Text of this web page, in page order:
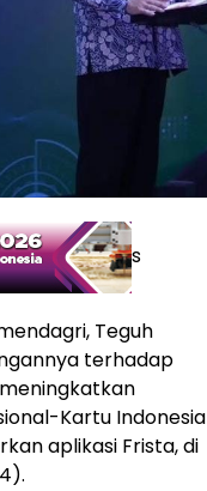
s
Teguh
terhadap
Kartu Indonesia
aplikasi Frista, di